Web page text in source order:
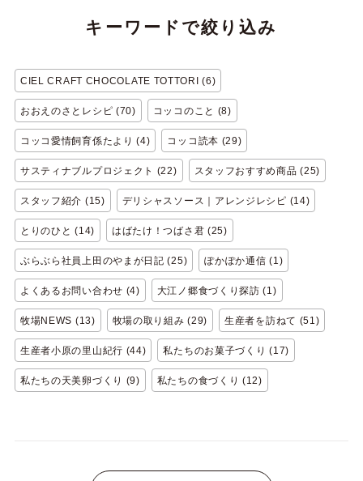
キーワードで絞り込み
CIEL CRAFT CHOCOLATE TOTTORI (6)
おおえのさとレシピ (70) コッコのこと (8)
コッコ愛情飼育係たより (4) コッコ読本 (29)
サスティナブルプロジェクト (22) スタッフおすすめ商品 (25)
スタッフ紹介 (15) デリシャスソース｜アレンジレシピ (14)
とりのひと (14) はばたけ！つばさ君 (25)
ぶらぶら社員上田のやまが日記 (25) ぽかぽか通信 (1)
よくあるお問い合わせ (4) 大江ノ郷食づくり探訪 (1)
牧場NEWS (13) 牧場の取り組み (29) 生産者を訪ねて (51)
生産者小原の里山紀行 (44) 私たちのお菓子づくり (17)
私たちの天美卵づくり (9) 私たちの食づくり (12)